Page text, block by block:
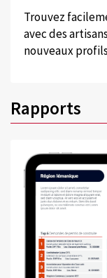
Trouvez
avec des
nouveaux
Rapports